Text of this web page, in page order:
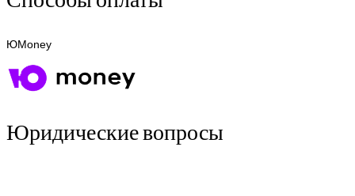
ЮMoney
Юридические вопросы